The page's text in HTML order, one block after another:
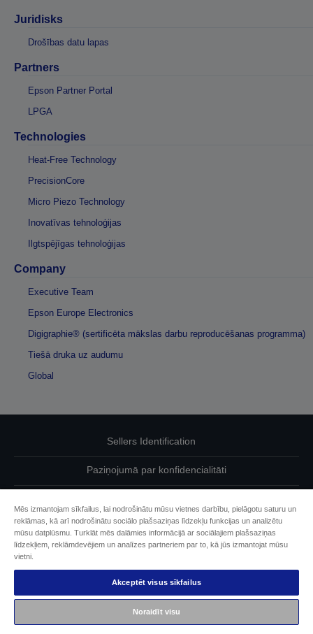
Juridisks
Drošības datu lapas
Partners
Epson Partner Portal
LPGA
Technologies
Heat-Free Technology
PrecisionCore
Micro Piezo Technology
Inovatīvas tehnoloģijas
Ilgtspējīgas tehnoloģijas
Company
Executive Team
Epson Europe Electronics
Digigraphie® (sertificēta mākslas darbu reproducēšanas programma)
Tiešā druka uz audumu
Global
Sellers Identification
Paziņojumā par konfidencialitāti
Sazinieties ar mums par saviem datiem
Epson apņemšanās pieejamības nodrošināšanā
Autortiesības (c) 2026 Seiko Epson
Mēs izmantojam sīkfailus, lai nodrošinātu mūsu vietnes darbību, pielāgotu saturu un
reklāmas, kā arī nodrošinātu sociālo plašsaziņas līdzekļu funkcijas un analizētu
mūsu datplūsmu. Turklāt mēs dalāmies informācijā ar sociālajiem plašsaziņas
līdzekļiem, reklāmdevējiem un analīzes partneriem par to, kā jūs izmantojat mūsu
vietni.
Akceptēt visus sīkfailus
Noraidīt visu